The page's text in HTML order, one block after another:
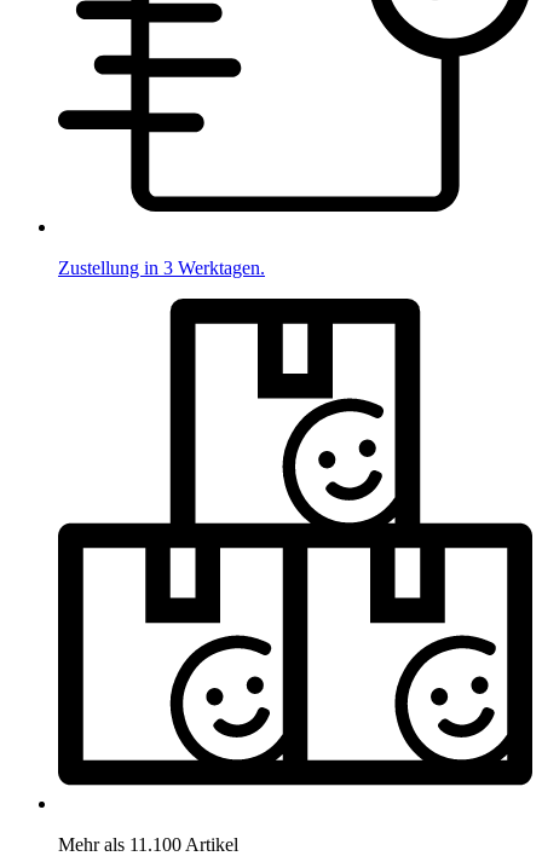
Zustellung in 3 Werktagen.
Mehr als 11.100 Artikel